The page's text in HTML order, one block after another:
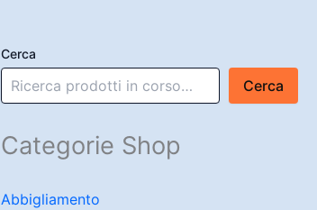
Cerca
Cerca
Categorie Shop
Abbigliamento